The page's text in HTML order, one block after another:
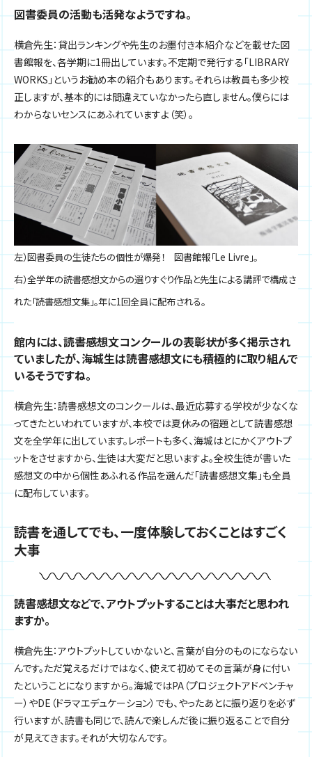
図書委員の活動も活発なようですね。
横倉先生：貸出ランキングや先生のお墨付き本紹介などを載せた図
書館報を、各学期に1冊出しています。不定期で発行する「LIBRARY
WORKS」というお勧め本の紹介もあります。それらは教員も多少校
正しますが、基本的には間違えていなかったら直しません。僕らには
わからないセンスにあふれていますよ（笑）。
左）図書委員の生徒たちの個性が爆発！ 図書館報「Le Livre」。
右）全学年の読書感想文からの選りすぐり作品と先生による講評で構成さ
れた「読書感想文集」。年に1回全員に配布される。
館内には、読書感想文コンクールの表彰状が多く掲示され
ていましたが、海城生は読書感想文にも積極的に取り組んで
いるそうですね。
横倉先生：読書感想文のコンクールは、最近応募する学校が少なくな
ってきたといわれていますが、本校では夏休みの宿題として読書感想
文を全学年に出しています。レポートも多く、海城はとにかくアウトプ
ットをさせますから、生徒は大変だと思いますよ。全校生徒が書いた
感想文の中から個性あふれる作品を選んだ「読書感想文集」も全員
に配布しています。
読書を通してでも、一度体験しておくことはすごく
大事
読書感想文などで、アウトプットすることは大事だと思われ
ますか。
横倉先生：アウトプットしていかないと、言葉が自分のものにならない
んです。ただ覚えるだけではなく、使えて初めてその言葉が身に付い
たということになりますから。海城ではPA（プロジェクトアドベンチャ
ー）やDE（ドラマエデュケーション）でも、やったあとに振り返りを必ず
行いますが、読書も同じで、読んで楽しんだ後に振り返ることで自分
が見えてきます。それが大切なんです。